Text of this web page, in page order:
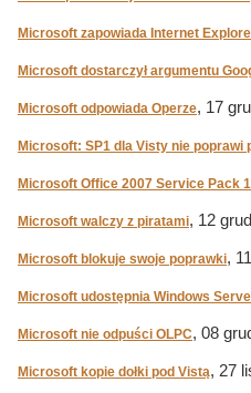
Microsoft zapowiada Internet
Microsoft dostarczył argumentu
Microsoft odpowiada Operze, 17
Microsoft: SP1 dla Visty nie
Microsoft Office 2007 Service Pack
Microsoft walczy z piratami, 12
Microsoft blokuje swoje poprawki,
Microsoft udostępnia Windows
Microsoft nie odpuści OLPC, 08
Microsoft kopie dołki pod Vistą, 27